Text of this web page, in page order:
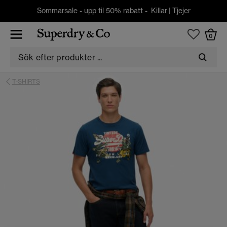
Sommarsale - upp til 50% rabatt - Killar| Tjejer
0
T-SHIRTS